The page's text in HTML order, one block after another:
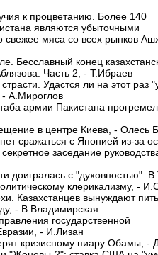
к процветанию. Более 140
являются убыточными
свежее мяса со всех рынков
Бесславный конец
Часть 2, - Т.Ибраев
Удастся ли на этот раз
А.Мироглов
армии Пакистана
в центре Киева, - Олесь
сражаться с Японией из-за
заседание
доигралась с "духовностью". В
клерикализму, -
Казахстанцев вынуждают
- В.Владимирская
государственной
- И.Лизан
кризисному пиару Обамы, -